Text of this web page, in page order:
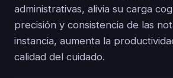
administrativas, alivia su carga
precisión y consistencia de las
instancia, aumenta la
calidad del cuidado.